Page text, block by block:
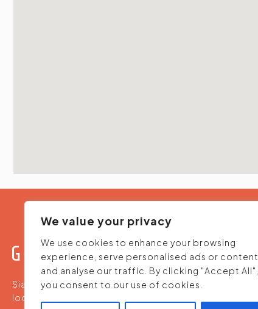
We value your privacy
We use cookies to enhance your browsing
experience, serve personalised ads or content,
and analyse our traffic. By clicking "Accept All",
you consent to our use of cookies.
Siamo un team che propone ristoranti, pizzerie e
location per aperitivi - ideali al nostro palato e alle